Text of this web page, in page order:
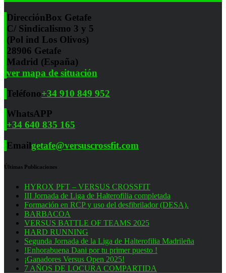
DirecciónBox Getafe
C/ Sindicalismo 3 y 5
(Pol ind Los Olivos)
28906 Getafe
Madrid (España)
ver mapa de situación
Teléfono+34 910 849 952
WhatsAPP
+34 640 835 165
Emailgetafe@versuscrossfit.com
Últimas Publicaciones
HYROX PFT – VERSUS CROSSFIT
III Jornada de Liga de Halterofilia completada
Formación en RCP y uso del desfibrilador (DESA).
BARBACOA
VERSUS BATTLE OF TEAMS 2025
HARD RUNNING
Segunda Jornada de la Liga de Halterofilia Madrileña
!Enhorabuena Dani por tu primer puesto !
¡Ganadores Versus Open 2025!
7 AÑOS DE LOCURA COMPARTIDA